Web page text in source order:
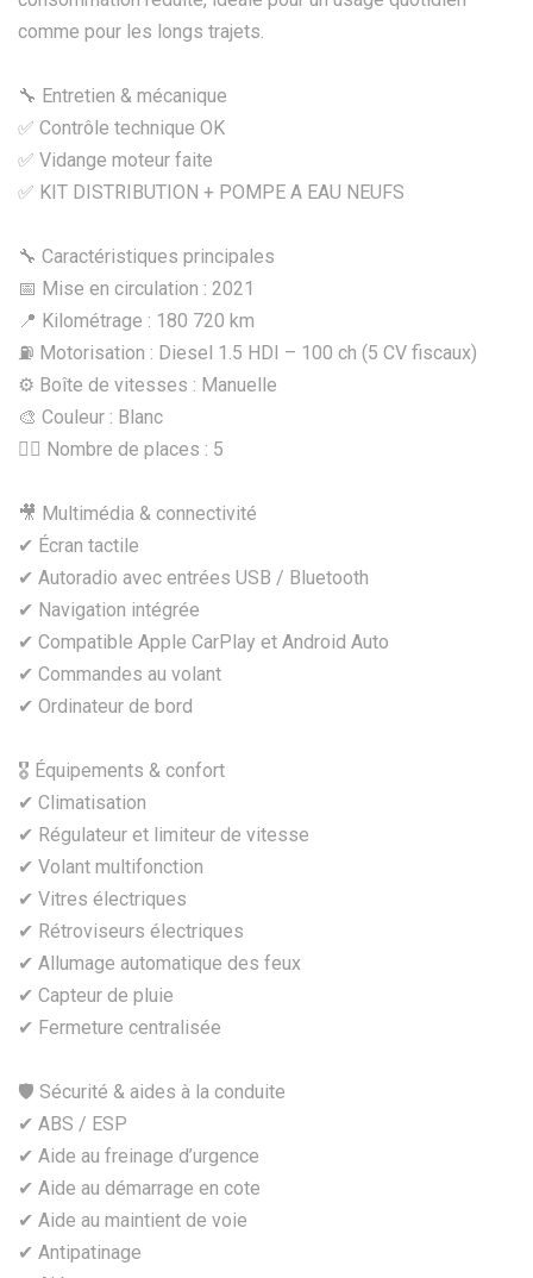
comme pour les longs trajets.
🔧 Entretien & mécanique
✅ Contrôle technique OK
✅ Vidange moteur faite
✅ KIT DISTRIBUTION + POMPE A EAU NEUFS
🔧 Caractéristiques principales
📅 Mise en circulation : 2021
📍 Kilométrage : 180 720 km
⛽ Motorisation : Diesel 1.5 HDI – 100 ch (5 CV fiscaux)
⚙️ Boîte de vitesses : Manuelle
🎨 Couleur : Blanc
🧍‍♂️ Nombre de places : 5
🎥 Multimédia & connectivité
✔ Écran tactile
✔ Autoradio avec entrées USB / Bluetooth
✔ Navigation intégrée
✔ Compatible Apple CarPlay et Android Auto
✔ Commandes au volant
✔ Ordinateur de bord
🎖️ Équipements & confort
✔ Climatisation
✔ Régulateur et limiteur de vitesse
✔ Volant multifonction
✔ Vitres électriques
✔ Rétroviseurs électriques
✔ Allumage automatique des feux
✔ Capteur de pluie
✔ Fermeture centralisée
🛡️ Sécurité & aides à la conduite
✔ ABS / ESP
✔ Aide au freinage d’urgence
✔ Aide au démarrage en cote
✔ Aide au maintient de voie
✔ Antipatinage